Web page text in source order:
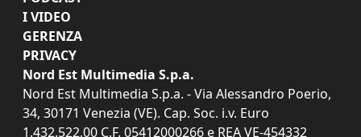
I VIDEO
GERENZA
PRIVACY
Nord Est Multimedia S.p.a.
Nord Est Multimedia S.p.a. - Via Alessandro Poerio,
34, 30171 Venezia (VE). Cap. Soc. i.v. Euro
1.432.522,00 C.F. 05412000266 e REA VE-454332